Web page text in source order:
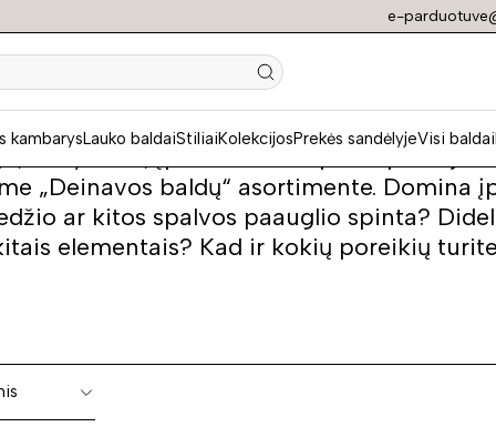
e-
kambarysLauko baldaiStiliaiKolekcijosPrekės sandėlyjeVisi baldai
jaunuolio /
kokybiška, įprasta ar kampinė spinta
„Deinavos baldų“ asortimente. Domina
ar kitos spalvos paauglio spinta?
elementais? Kad ir kokių poreikių